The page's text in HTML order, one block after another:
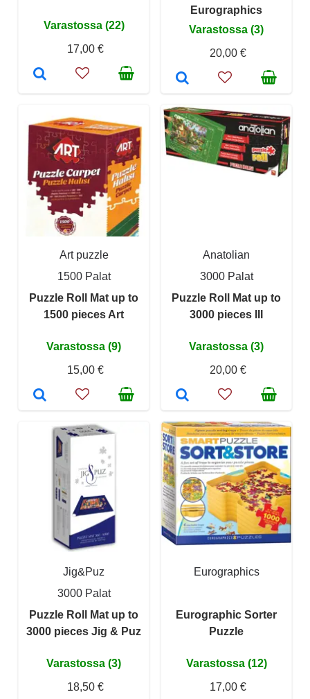
Varastossa (22)
17,00 €
Eurographics
Varastossa (3)
20,00 €
Art puzzle
1500 Palat
Puzzle Roll Mat up to
1500 pieces Art
Varastossa (9)
15,00 €
Anatolian
3000 Palat
Puzzle Roll Mat up to
3000 pieces III
Varastossa (3)
20,00 €
Jig&Puz
3000 Palat
Puzzle Roll Mat up to
3000 pieces Jig & Puz
Varastossa (3)
18,50 €
Eurographics
Eurographic Sorter
Puzzle
Varastossa (12)
17,00 €